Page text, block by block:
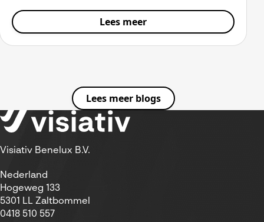
Lees meer
Lees meer blogs
Visiativ Benelux B.V.
Nederland
Hogeweg 133
5301 LL Zaltbommel
0418 510 557